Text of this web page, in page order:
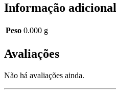
Informação adicional
Peso 0.000 g
Avaliações
Não há avaliações ainda.